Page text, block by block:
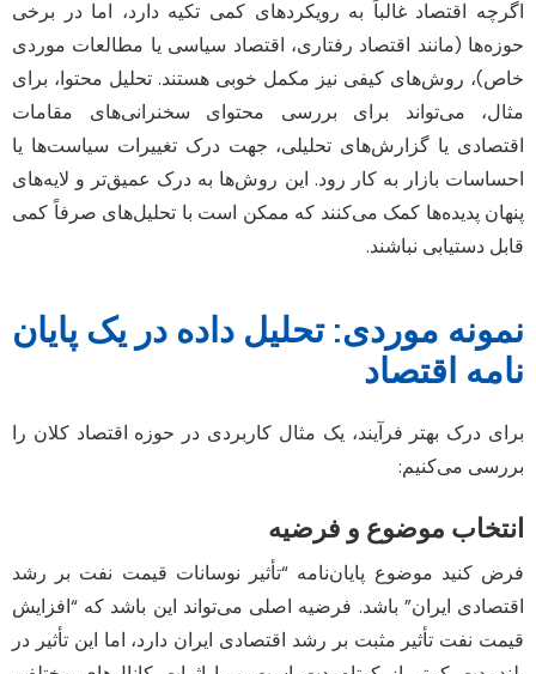
اگرچه اقتصاد غالباً به رویکردهای کمی تکیه دارد، اما در برخی
حوزه‌ها (مانند اقتصاد رفتاری، اقتصاد سیاسی یا مطالعات موردی
خاص)، روش‌های کیفی نیز مکمل خوبی هستند. تحلیل محتوا، برای
مثال، می‌تواند برای بررسی محتوای سخنرانی‌های مقامات
اقتصادی یا گزارش‌های تحلیلی، جهت درک تغییرات سیاست‌ها یا
احساسات بازار به کار رود. این روش‌ها به درک عمیق‌تر و لایه‌های
پنهان پدیده‌ها کمک می‌کنند که ممکن است با تحلیل‌های صرفاً کمی
قابل دستیابی نباشند.
نمونه موردی: تحلیل داده در یک پایان
نامه اقتصاد
برای درک بهتر فرآیند، یک مثال کاربردی در حوزه اقتصاد کلان را
بررسی می‌کنیم:
انتخاب موضوع و فرضیه
فرض کنید موضوع پایان‌نامه “تأثیر نوسانات قیمت نفت بر رشد
اقتصادی ایران” باشد. فرضیه اصلی می‌تواند این باشد که “افزایش
قیمت نفت تأثیر مثبت بر رشد اقتصادی ایران دارد، اما این تأثیر در